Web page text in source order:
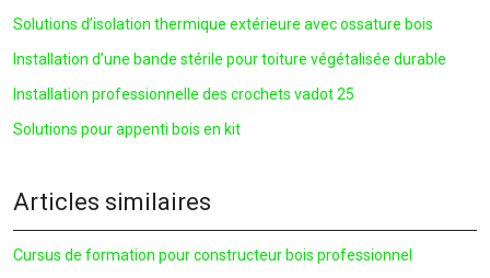
Solutions d’isolation thermique extérieure avec ossature bois
Installation d’une bande stérile pour toiture végétalisée durable
Installation professionnelle des crochets vadot 25
Solutions pour appenti bois en kit
Articles similaires
Cursus de formation pour constructeur bois professionnel